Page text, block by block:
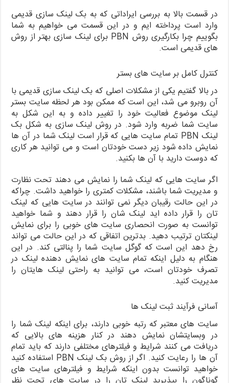
در قسمت بالا به بررسی ایراداتی که به بک لینک سازی قدیمی
وارد است پرداخته ایم و در این قسمت می خواهیم به شما
بگوییم چرا بکارگیری روش PBN برای لینک سازی بهتر از روش
های قدیمی است.
کنترل کامل بر سایت های بستر
در بالا گفتیم یکی از مشکلات اصلی که بک لینک سازی قدیمی با
آن روبرو می شد، این است که ممکن بود هر لحظه سایت بستر
لینک موضوع فعالیت خود را تغییر داده و به این شکل به
سایت شما ضربه وارد شود. در روش لینک سازی به شکل بک
لینک PBN تمام سایت هایی که قرار است لینک شما در آن ها
نمایش داده شود زیر دست خودتان است و می توانید هر کاری
که دوست دارید با آن ها بکنید.
اگر سایت هایی که لینک شما را نمایش می دهند تحت نظارت
و مدیریت شما باشند، مشکلات کمتری را خواهید داشت. چراکه
در این حالت رقیبان دیگر نمی توانند در سایت هایی که لینک
تان را قرار داده اید لینک شان را قرار دهند و شما خواهید
توانست به صورت انحصاری سایت های خوبی را برای نمایش
لینکتان ترتیب دهید. بدترین اتفاقی که در این حالت می تواند
رخ دهد این است که گوگل سایت شما را پنالتی کند. در این
هنگام به دلیل اینکه تمام سایت های نمایش دهنده لینک در
تصرف خودتان است، می توانید به راحتی لینک هایتان را
مدیریت کنید.
آسانی فرآیند ثبت لینک ها
سایت های معتبر که رتبه خوبی دارند، برای اینکه لینک شما را
در وبسایتشان نمایش دهند در کنار هزینه های بالایی که
دریافت می کنند شرایط و فیلترهای مختلفی دارند که باید تمام
آن ها را رعایت کنید. اگر از روش بک لینک PBN استفاده کنید
خواهید توانست بدون اینکه شرایط و فیلترهای سایت های